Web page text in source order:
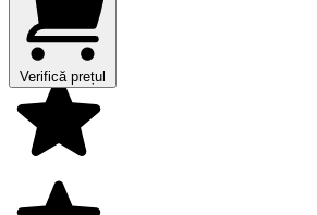
Verifică prețul